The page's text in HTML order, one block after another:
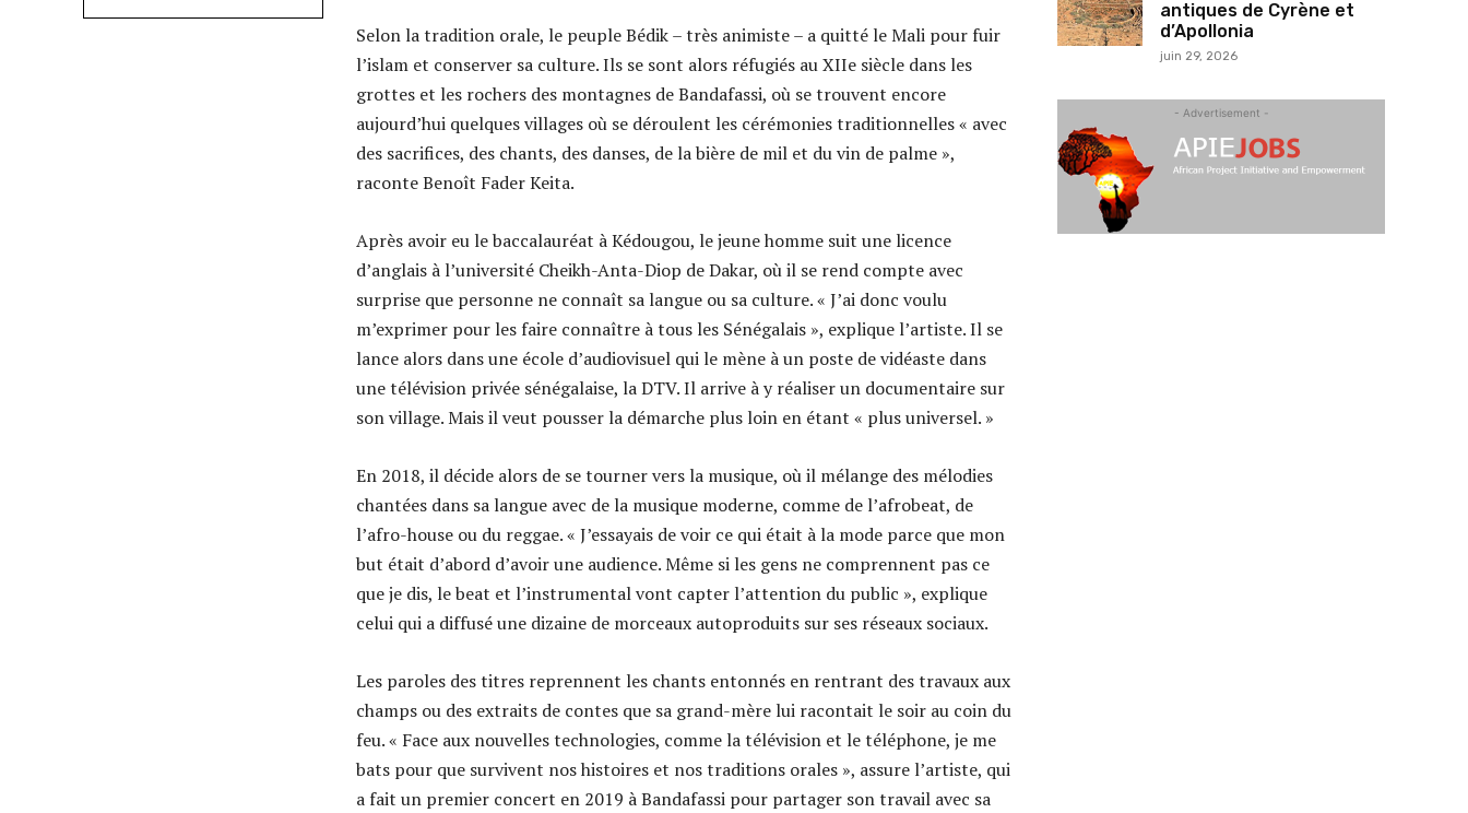
Selon la tradition orale, le peuple Bédik – très animiste – a quitté le Mali pour fuir
l’islam et conserver sa culture. Ils se sont alors réfugiés au XIIe siècle dans les
grottes et les rochers des montagnes de Bandafassi, où se trouvent encore
aujourd’hui quelques villages où se déroulent les cérémonies traditionnelles « avec
des sacrifices, des chants, des danses, de la bière de mil et du vin de palme »,
raconte Benoît Fader Keita.
Après avoir eu le baccalauréat à Kédougou, le jeune homme suit une licence
d’anglais à l’université Cheikh-Anta-Diop de Dakar, où il se rend compte avec
surprise que personne ne connaît sa langue ou sa culture. « J’ai donc voulu
m’exprimer pour les faire connaître à tous les Sénégalais », explique l’artiste. Il se
lance alors dans une école d’audiovisuel qui le mène à un poste de vidéaste dans
une télévision privée sénégalaise, la DTV. Il arrive à y réaliser un documentaire sur
son village. Mais il veut pousser la démarche plus loin en étant « plus universel. »
En 2018, il décide alors de se tourner vers la musique, où il mélange des mélodies
chantées dans sa langue avec de la musique moderne, comme de l’afrobeat, de
l’afro-house ou du reggae. « J’essayais de voir ce qui était à la mode parce que mon
but était d’abord d’avoir une audience. Même si les gens ne comprennent pas ce
que je dis, le beat et l’instrumental vont capter l’attention du public », explique
celui qui a diffusé une dizaine de morceaux autoproduits sur ses réseaux sociaux.
Les paroles des titres reprennent les chants entonnés en rentrant des travaux aux
champs ou des extraits de contes que sa grand-mère lui racontait le soir au coin du
feu. « Face aux nouvelles technologies, comme la télévision et le téléphone, je me
bats pour que survivent nos histoires et nos traditions orales », assure l’artiste, qui
a fait un premier concert en 2019 à Bandafassi pour partager son travail avec sa
antiques de Cyrène et
d’Apollonia
juin 29, 2026
- Advertisement -